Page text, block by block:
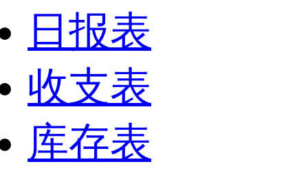
日报表
收支表
库存表